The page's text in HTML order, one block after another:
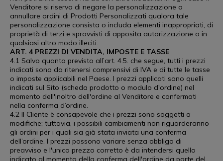
Venditore si riserva di negare la personalizzazione o
annullare ordini di Prodotti Personalizzati qualora tale
personalizzazione consista o includa elementi inappropriati, di
proprietà di terzi e sprovvisti di apposita autorizzazione o in
qualsiasi altro modo illeciti.
ART. 4 PREZZI DI VENDITA, IMPOSTE E TASSE
4.1 Salvo quanto previsto all’art. 4.5. che segue, tutti i prezzi
indicati sono da ritenersi comprensivi di IVA e di tutte le tasse
o imposte applicabili nel Paese. I prezzi applicati sono quelli
indicati sul Sito (scheda prodotto o modulo d'ordine) nel
momento dell'inoltro dell'ordine al Venditore e confermati
nella conferma d’ordine.
4.2 Il Cliente è consapevole che i prezzi sono soggetti a
modifiche; tuttavia, i possibili cambiamenti non riguarderanno
gli ordini per i quali sia già stata inviata una conferma
dell’ordine. I prezzi possono variare senza obbligo di
preavviso e l'unico prezzo corretto è da intendersi quello
indicato al momento della conferma dell'ordine da parte del